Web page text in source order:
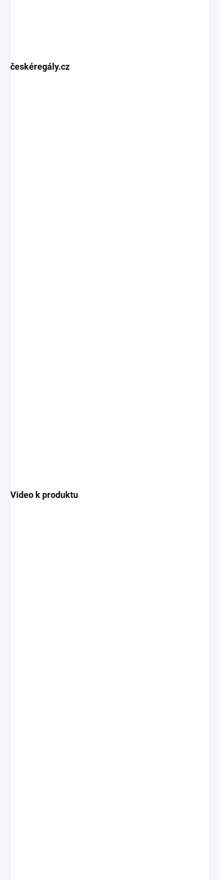
českéregály.cz
Video k produktu